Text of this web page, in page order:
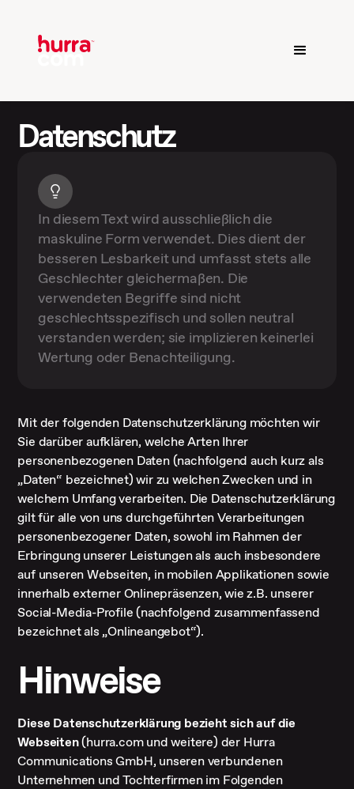
Datenschutz
In diesem Text wird ausschließlich die
maskuline Form verwendet. Dies dient der
besseren Lesbarkeit und umfasst stets alle
Geschlechter gleichermaßen. Die
verwendeten Begriffe sind nicht
geschlechtsspezifisch und sollen neutral
verstanden werden; sie implizieren keinerlei
Wertung oder Benachteiligung.
Mit der folgenden Datenschutzerklärung möchten wir
Sie darüber aufklären, welche Arten Ihrer
personenbezogenen Daten (nachfolgend auch kurz als
„Daten“ bezeichnet) wir zu welchen Zwecken und in
welchem Umfang verarbeiten. Die Datenschutzerklärung
gilt für alle von uns durchgeführten Verarbeitungen
personenbezogener Daten, sowohl im Rahmen der
Erbringung unserer Leistungen als auch insbesondere
auf unseren Webseiten, in mobilen Applikationen sowie
innerhalb externer Onlinepräsenzen, wie z.B. unserer
Social-Media-Profile (nachfolgend zusammenfassend
bezeichnet als „Onlineangebot“).
Hinweise
Diese Datenschutzerklärung bezieht sich auf die
Webseiten(hurra.com und weitere) der Hurra
Communications GmbH, unseren verbundenen
Unternehmen und Tochterfirmen im Folgenden